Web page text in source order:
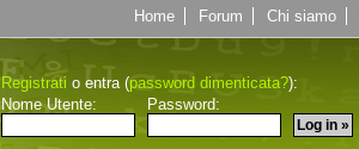
Home Forum Chi siamo
Registrati o entra (password dimenticata?):
Nome Utente: Password: